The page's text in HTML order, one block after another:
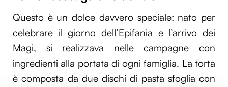
Questo è un dolce davvero speciale: nato per
celebrare il giorno dell’Epifania e l’arrivo dei
Magi, si realizzava nelle campagne con
ingredienti alla portata di ogni famiglia. La torta
è composta da due dischi di pasta sfoglia con